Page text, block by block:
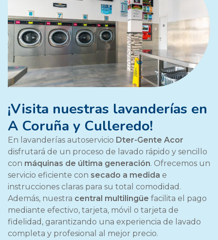
¡Visita nuestras lavanderías en
A Coruña y Culleredo!
En lavanderías autoservicio Dter-Gente Acor
disfrutará de un proceso de lavado rápido y sencillo
con máquinas de última generación. Ofrecemos un
servicio eficiente con secado a medida e
instrucciones claras para su total comodidad.
Además, nuestra central multilingüe facilita el pago
mediante efectivo, tarjeta, móvil o tarjeta de
fidelidad, garantizando una experiencia de lavado
completa y profesional al mejor precio.